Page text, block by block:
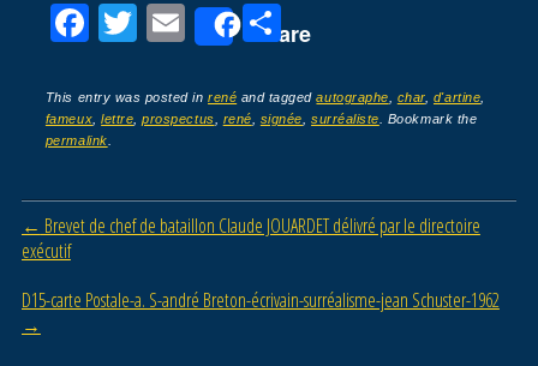
F
c
e
o
k
T
tt
er
E
ail
Share
P
ta
g
This entry was posted inrené and taggedautographe char, d'artine
fameux ,lettre ,prospectus rené signée ,surréaliste . Bookmark the
permalink
Post navigation
← Brevet de chef de bataillon Claude JOUARDET délivré par le directoire
exécutif
D15-carte Postale-a. S-andré Breton-écrivain-surréalisme-jean Schuster-1962
→